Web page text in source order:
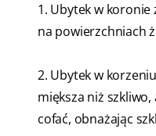
1. Ubytek w
na powierzchniach
2. Ubytek w
miększa niż
cofać, obnażając